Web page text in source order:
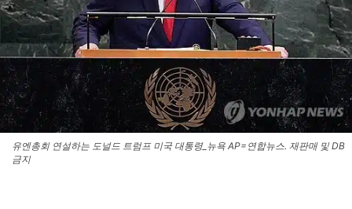
유엔총회 연설하는 도널드 트럼프 미국 대통령_뉴욕 AP=연합뉴스. 재판매 및 DB
금지